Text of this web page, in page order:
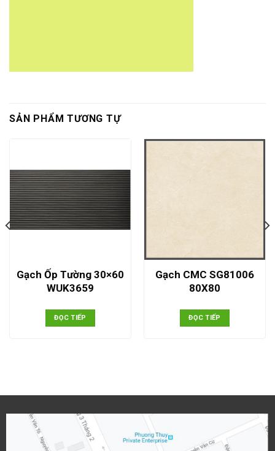
SẢN PHẨM TƯƠNG TỰ
Gạch Ốp Tường 30×60
WUK3659
ĐỌC TIẾP
Gạch CMC SG81006
80X80
ĐỌC TIẾP